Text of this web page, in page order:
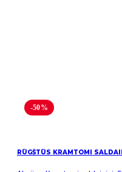
-50%
RŪGŠTŪS KRAMTOMI